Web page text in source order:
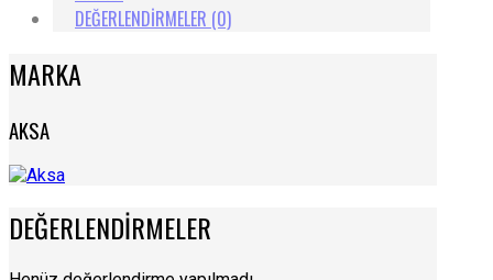
DEĞERLENDIRMELER (0)
MARKA
AKSA
DEĞERLENDIRMELER